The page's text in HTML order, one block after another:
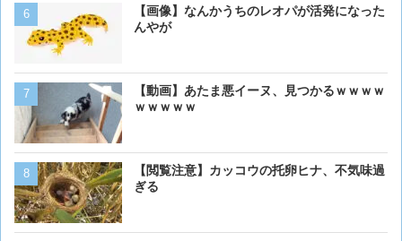
【画像】なんかうちのレオパが活発になった
んやが
【動画】あたま悪イーヌ、見つかるｗｗｗｗ
ｗｗｗｗｗ
【閲覧注意】カッコウの托卵ヒナ、不気味過
ぎる
【画像】猫が抱きついてく
【画像】ボクの横に来る実
【画像大量！】イッヌさん